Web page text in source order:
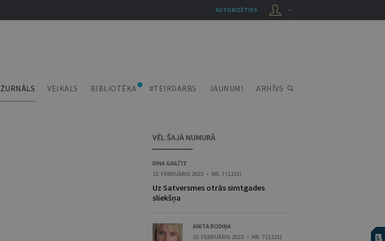
ŽURNĀLS VEIKALS BIBLIOTĒKA #TEIRDARBS JAUNUMI ARHĪVS
VĒL ŠAJĀ NUMURĀ
DINA GAILĪTE
15. FEBRUĀRIS 2022 • NR. 7 (1221)
Uz Satversmes otrās simtgades
sliekšņa
ANITA RODIŅA
15. FEBRUĀRIS 2022 • NR. 7 (1221)
AUTORIZĒTIES